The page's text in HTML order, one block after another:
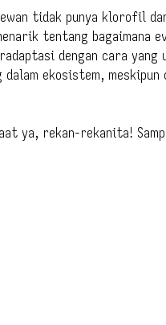
tidak punya klorofil
tentang bagaimana
dengan cara yang
dalam ekosistem,
ya, rekan-rekanita!